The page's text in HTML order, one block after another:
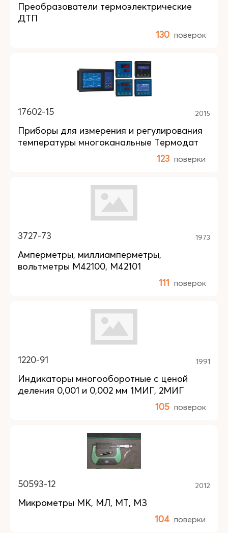
Преобразователи термоэлектрические
ДТП
130 поверок
17602-15 2015
Приборы для измерения и регулирования
температуры многоканальные Термодат
123 поверки
3727-73 1973
Амперметры, миллиамперметры,
вольтметры М42100, М42101
111 поверок
1220-91 1991
Индикаторы многооборотные с ценой
деления 0,001 и 0,002 мм 1МИГ, 2МИГ
105 поверок
50593-12 2012
Микрометры МК, МЛ, МТ, МЗ
104 поверки